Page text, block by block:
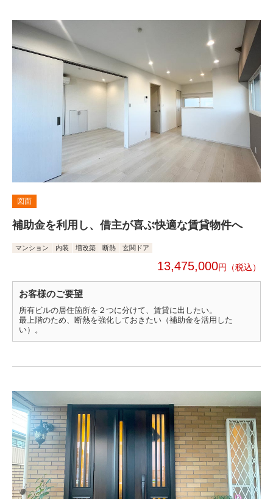
図面
補助金を利用し、借主が喜ぶ快適な賃貸物件へ
マンション 内装 増改築 断熱 玄関ドア
13,475,000円
お客様のご要望
所有ビルの居住箇所を２つに分けて、賃貸に出したい。
最上階のため、断熱を強化しておきたい（補助金を活用した
い）。